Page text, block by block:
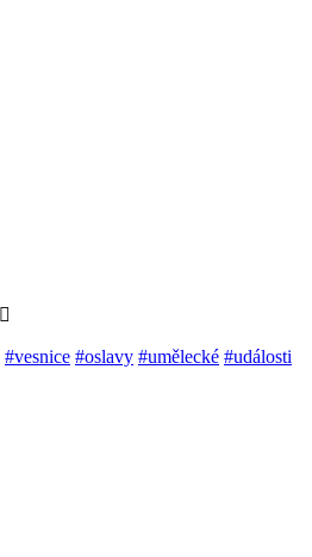
#vesnice #oslavy #umělecké #události